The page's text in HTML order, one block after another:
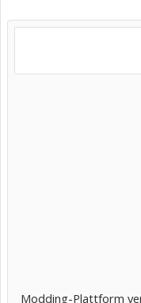
Modding-Plattform